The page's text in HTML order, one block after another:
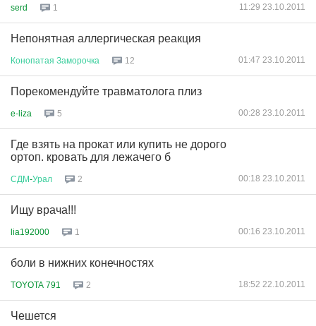
serd 1 11:29 23.10.2011
Непонятная аллергическая реакция
Конопатая Заморочка 12 01:47 23.10.2011
Порекомендуйте травматолога плиз
e-liza 5 00:28 23.10.2011
Где взять на прокат или купить не дорого
ортоп. кровать для лежачего б
СДМ-Урал 2 00:18 23.10.2011
Ищу врача!!!
lia192000 1 00:16 23.10.2011
боли в нижних конечностях
TOYOTA 791 2 18:52 22.10.2011
Чешется